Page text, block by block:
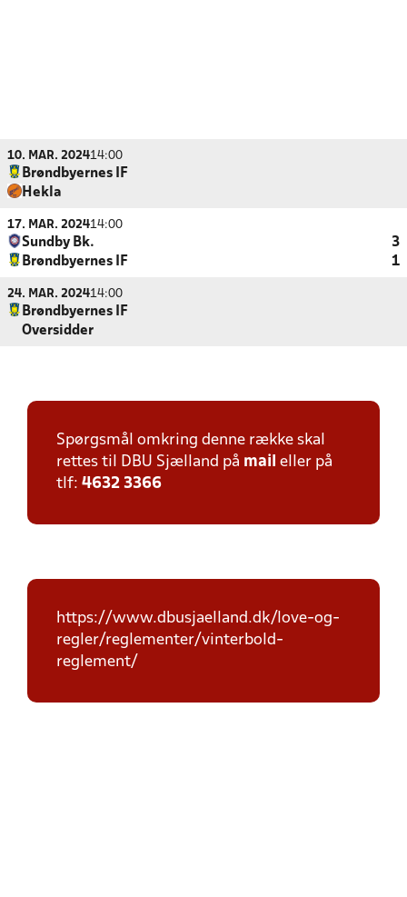
10. MAR. 202414:00
Brøndbyernes IF
Hekla
17. MAR. 202414:00
Sundby Bk.
3
Brøndbyernes IF
1
24. MAR. 202414:00
Brøndbyernes IF
Oversidder
Spørgsmål omkring denne række skal
rettes til DBU Sjælland på mail eller på
tlf: 4632 3366
https://www.dbusjaelland.dk/love-og-
regler/reglementer/vinterbold-
reglement/